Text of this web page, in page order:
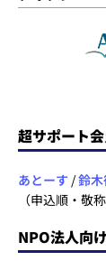
超サポート
あとーす /鈴
（申込順・敬称
NPO法人向